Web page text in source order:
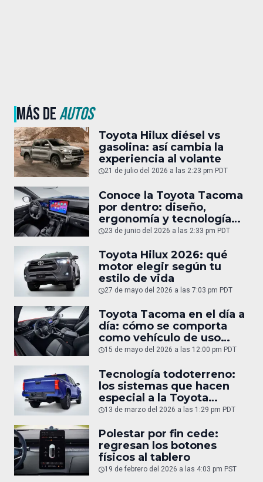
MÁS DEAUTOS
Toyota Hilux diésel vs
gasolina: así cambia la
experiencia al volante
21 de julio del 2026 a las 2:23 pm PDT
Conoce la Toyota Tacoma
por dentro: diseño,
ergonomía y tecnología
del interior
23 de junio del 2026 a las 2:33 pm PDT
Toyota Hilux 2026: qué
motor elegir según tu
estilo de vida
27 de mayo del 2026 a las 7:03 pm PDT
Toyota Tacoma en el día a
día: cómo se comporta
como vehículo de uso
diario
15 de mayo del 2026 a las 12:00 pm PDT
Tecnología todoterreno:
los sistemas que hacen
especial a la Toyota
Tacoma
13 de marzo del 2026 a las 1:29 pm PDT
Polestar por fin cede:
regresan los botones
físicos al tablero
19 de febrero del 2026 a las 4:03 pm PST